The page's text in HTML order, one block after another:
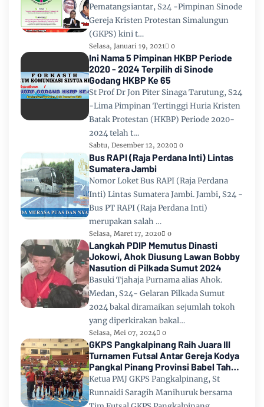
Pematangsiantar, S24 -Pimpinan Sinode
Gereja Kristen Protestan Simalungun
(GKPS) kini t…
Selasa, Januari 19, 2021 0
Ini Nama 5 Pimpinan HKBP Periode
2020 - 2024 Terpilih di Sinode
Godang HKBP Ke 65
St Prof Dr Jon Piter Sinaga Tarutung, S24
-Lima Pimpinan Tertinggi Huria Kristen
Batak Protestan (HKBP) Periode 2020-
2024 telah t…
Sabtu, Desember 12, 2020 0
Bus RAPI (Raja Perdana Inti) Lintas
Sumatera Jambi
Nomor Loket Bus RAPI (Raja Perdana
Inti) Lintas Sumatera Jambi. Jambi, S24 -
Bus PT RAPI (Raja Perdana Inti)
merupakan salah …
Selasa, Maret 17, 2020 0
Langkah PDIP Memutus Dinasti
Jokowi, Ahok Diusung Lawan Bobby
Nasution di Pilkada Sumut 2024
Basuki Tjahaja Purnama alias Ahok.
Medan, S24- Gelaran Pilkada Sumut
2024 bakal diramaikan sejumlah tokoh
yang diperkirakan bakal…
Selasa, Mei 07, 2024 0
GKPS Pangkalpinang Raih Juara III
Turnamen Futsal Antar Gereja Kodya
Pangkal Pinang Provinsi Babel Tahun
2024
Ketua PMJ GKPS Pangkalpinang, St
Runnaidi Saragih Manihuruk bersama